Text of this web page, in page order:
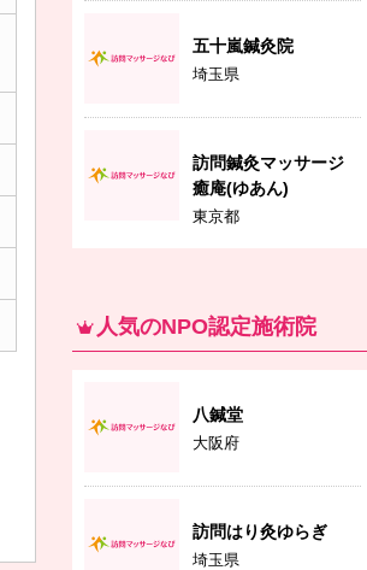
五十嵐鍼灸院
埼玉県
訪問鍼灸マッサージ
癒庵(ゆあん)
東京都
人気のNPO認定施術院
八鍼堂
大阪府
訪問はり灸ゆらぎ
埼玉県